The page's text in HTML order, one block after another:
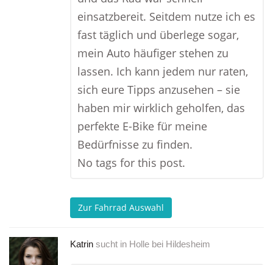
einsatzbereit. Seitdem nutze ich es
fast täglich und überlege sogar,
mein Auto häufiger stehen zu
lassen. Ich kann jedem nur raten,
sich eure Tipps anzusehen – sie
haben mir wirklich geholfen, das
perfekte E-Bike für meine
Bedürfnisse zu finden.
No tags for this post.
Zur Fahrrad Auswahl
Katrin sucht in Holle bei Hildesheim